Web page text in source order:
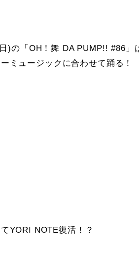
)の「OH！舞 DA PUMP!! #86」
ミュージックに合わせて踊る！
YORI NOTE復活！？